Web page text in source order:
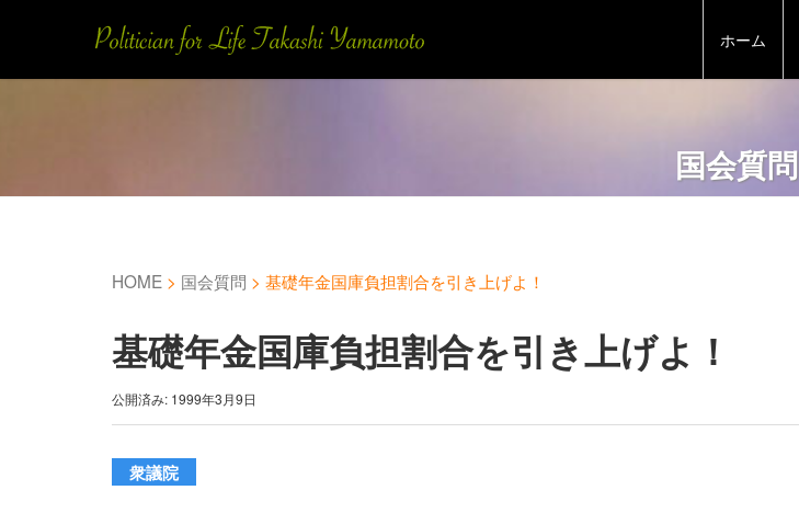
ホーム
国会質問
HOME > 国会質問 > 基礎年金国庫負担割合を引き上げよ！
基礎年金国庫負担割合を引き上げよ！
公開済み: 1999年3月9日
衆議院